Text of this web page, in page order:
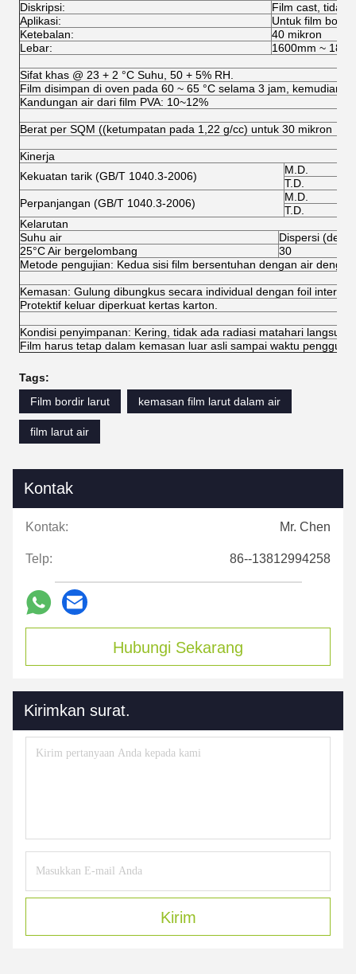
Diskripsi:
Film cast, tidak
Aplikasi:
Untuk film bordir
Ketebalan:
40 mikron
Lebar:
1600mm ~
Sifat khas @ 23 + 2 °C Suhu, 50 + 5% RH.
Film disimpan di oven pada 60 ~ 65 °C selama 3 jam, kemudian
Kandungan air dari film PVA: 10~12%
Berat per SQM ((ketumpatan pada 1,22 g/cc) untuk 30 mikron
Kinerja
Kekuatan tarik (GB/T 1040.3-2006)
M.D.
T.D.
Perpanjangan (GB/T 1040.3-2006)
M.D.
T.D.
Kelarutan
Suhu air
Dispersi (detik)
25°C Air bergelombang
30
Metode pengujian: Kedua sisi film bersentuhan dengan air
Kemasan: Gulung dibungkus secara individual dengan foil
Protektif keluar diperkuat kertas karton.
Kondisi penyimpanan: Kering, tidak ada radiasi matahari
Film harus tetap dalam kemasan luar asli sampai waktu
Tags:
Film bordir larut
kemasan film larut dalam air
film larut air
Kontak
Kontak: Mr. Chen
Telp: 86--13812994258
Hubungi Sekarang
Kirimkan surat.
Kirim